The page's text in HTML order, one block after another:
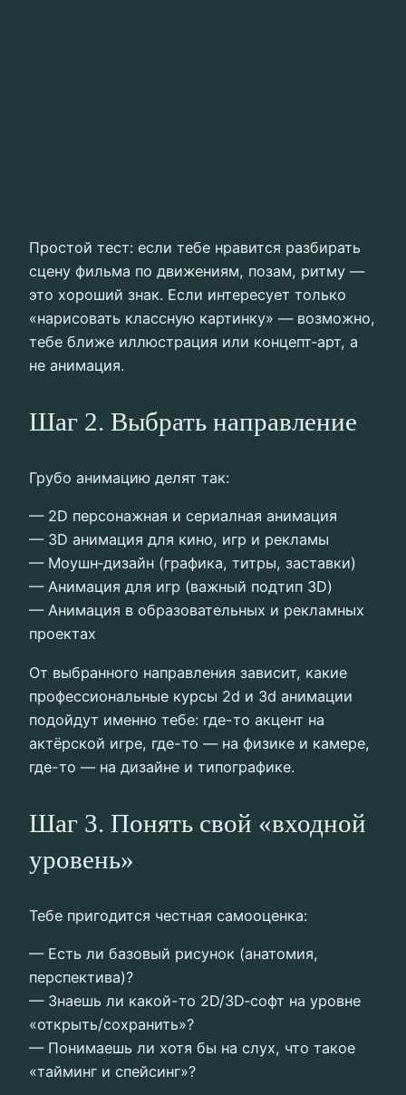
Простой тест: если тебе нравится разбирать
сцену фильма по движениям, позам, ритму —
это хороший знак. Если интересует только
«нарисовать классную картинку» — возможно,
тебе ближе иллюстрация или концепт‑арт, а
не анимация.
Шаг 2. Выбрать направление
Грубо анимацию делят так:
— 2D персонажная и сериалная анимация
— 3D анимация для кино, игр и рекламы
— Моушн‑дизайн (графика, титры, заставки)
— Анимация для игр (важный подтип 3D)
— Анимация в образовательных и рекламных
проектах
От выбранного направления зависит, какие
профессиональные курсы 2d и 3d анимации
подойдут именно тебе: где-то акцент на
актёрской игре, где-то — на физике и камере,
где-то — на дизайне и типографике.
Шаг 3. Понять свой «входной
уровень»
Тебе пригодится честная самооценка:
— Есть ли базовый рисунок (анатомия,
перспектива)?
— Знаешь ли какой-то 2D/3D‑софт на уровне
«открыть/сохранить»?
— Понимаешь ли хотя бы на слух, что такое
«тайминг и спейсинг»?